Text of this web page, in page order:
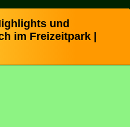
und
im Freizeitpark |